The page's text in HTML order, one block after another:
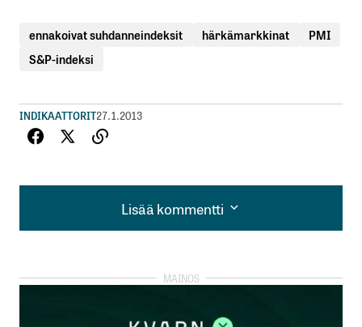
ennakoivat suhdanneindeksit härkämarkkinat
PMI
S&P-indeksi
INDIKAATTORIT27.1.2013
Lisää kommentti
Lisää kommentti
kirjautua
rekisteröityä